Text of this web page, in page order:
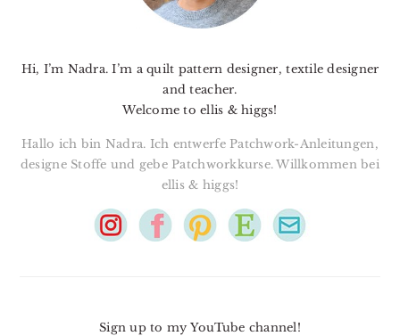
Hi, I’m Nadra. I’m a quilt pattern designer, textile designer
and teacher.
Welcome to ellis & higgs!
Hallo ich bin Nadra. Ich entwerfe Patchwork-Anleitungen,
designe Stoffe und gebe Patchworkkurse. Willkommen bei
ellis & higgs!
Sign up to my YouTube channel!